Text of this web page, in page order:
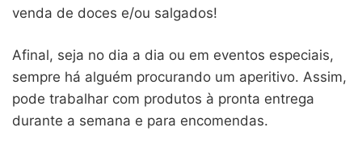
venda de doces e/ou salgados!
Afinal, seja no dia a dia ou em eventos especiais,
sempre há alguém procurando um aperitivo. Assim,
pode trabalhar com produtos à pronta entrega
durante a semana e para encomendas.